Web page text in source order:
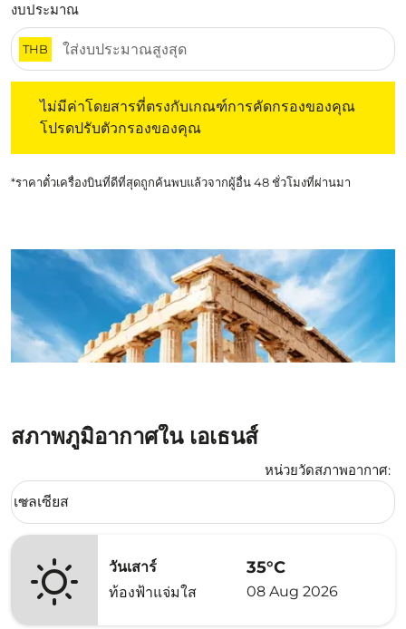
งบประมาณ
THB
ไม่มีค่าโดยสารที่ตรงกับเกณฑ์การคัดกรองของคุณ
โปรดปรับตัวกรองของคุณ
*ราคาตั๋วเครื่องบินที่ดีที่สุดถูกค้นพบแล้วจากผู้อื่น 48 ชั่วโมงที่ผ่านมา
สภาพภูมิอากาศใน เอเธนส์
หน่วยวัดสภาพอากาศ:
Weather unit option เซลเซียส Selected
เซลเซียส
keyboard_arrow_down
วันเสาร์
ท้องฟ้าแจ่มใส
35°C
08 Aug 2026